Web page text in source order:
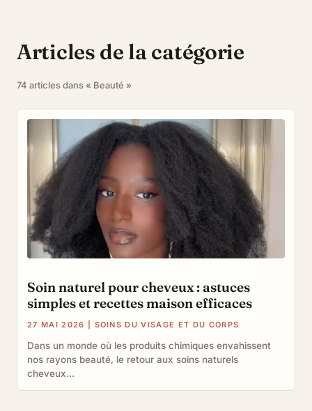
Articles de la catégorie
74 articles dans « Beauté »
Soin naturel pour cheveux : astuces
simples et recettes maison efficaces
27 MAI 2026 SOINS DU VISAGE ET DU CORPS
Dans un monde où les produits chimiques envahissent
nos rayons beauté, le retour aux soins naturels
cheveux...